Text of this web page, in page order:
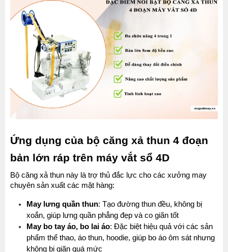
Ứng dụng của bộ căng xả thun 4 đoạn
bản lớn ráp trên máy vắt sổ 4D
Bộ căng xả thun này là trợ thủ đắc lực cho các xưởng may
chuyên sản xuất các mặt hàng:
May lưng quần thun: Tạo đường thun đều, không bị
xoắn, giúp lưng quần phẳng đẹp và co giãn tốt
May bo tay áo, bo lai áo: Đặc biệt hiệu quả với các sản
phẩm thể thao, áo thun, hoodie, giúp bo áo ôm sát nhưng
không bị giãn quá mức